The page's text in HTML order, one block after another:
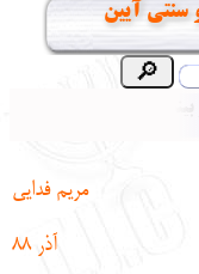
آیین
یهود
مریم فدایی
آذر 88